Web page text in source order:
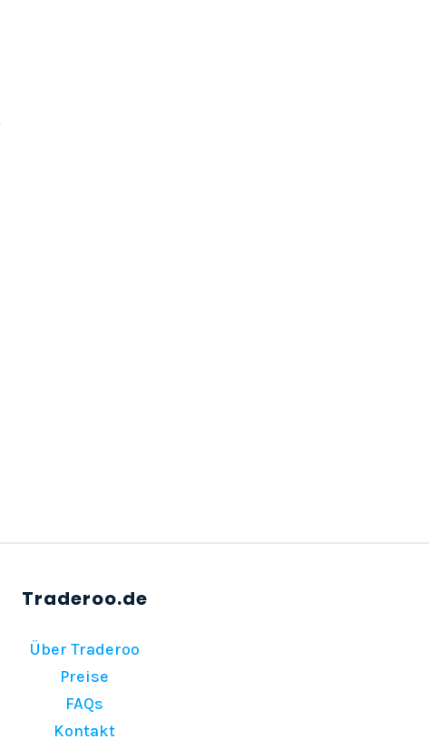
Über Traderoo
Preise
FAQs
Kontakt